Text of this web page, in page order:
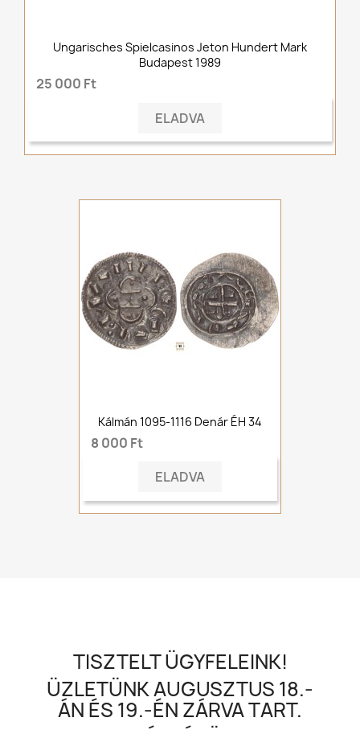
Ungarisches Spielcasinos Jeton Hundert Mark
Budapest 1989
25 000 Ft
ELADVA
Kálmán 1095-1116 Denár ÉH 34
8 000 Ft
ELADVA
TISZTELT ÜGYFELEINK!
ÜZLETÜNK AUGUSZTUS 18.-
ÁN ÉS 19.-ÉN ZÁRVA TART.